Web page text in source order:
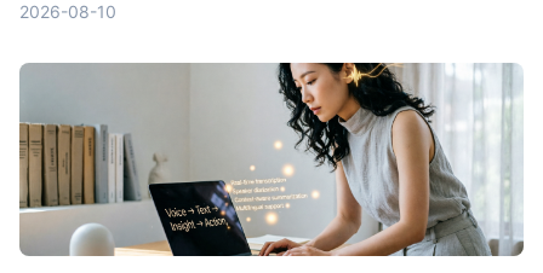
2026-08-10